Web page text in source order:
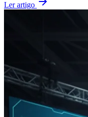
Ler artigo